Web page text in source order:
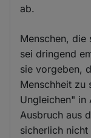
ab.
Menschen, die
sei dringend
sie vorgeben,
Menschheit zu
Ungleichen" in
Ausbruch aus
sicherlich